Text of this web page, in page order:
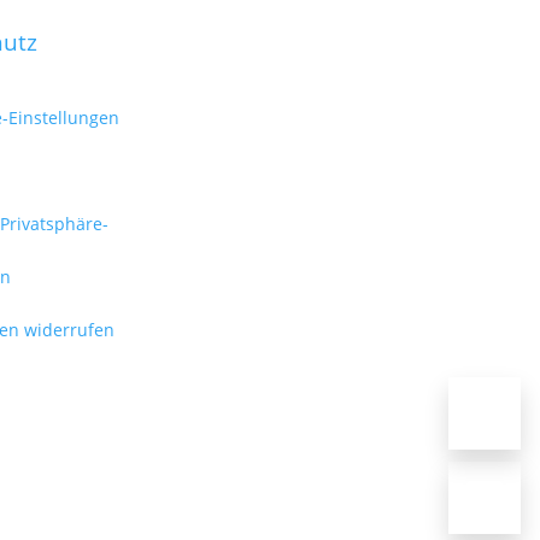
Einstellungen
widerrufen